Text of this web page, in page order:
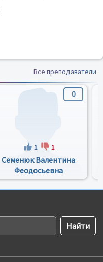
Все преподаватели
0
1 1
Семенюк Валентина
Феодосьевна